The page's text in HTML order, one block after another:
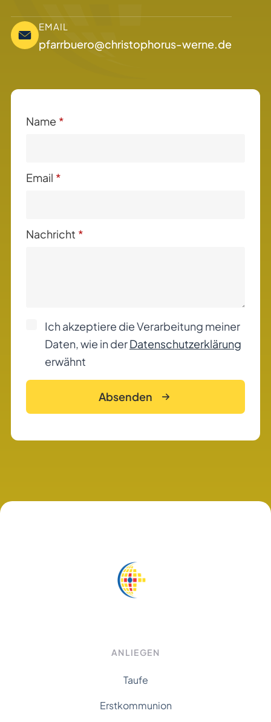
EMAIL
pfarrbuero@christophorus-werne.de
Name *
Email *
Nachricht *
Ich akzeptiere die Verarbeitung meiner
Daten, wie in derDatenschutzerklärung
erwähnt
Absenden
ANLIEGEN
Taufe
Erstkommunion